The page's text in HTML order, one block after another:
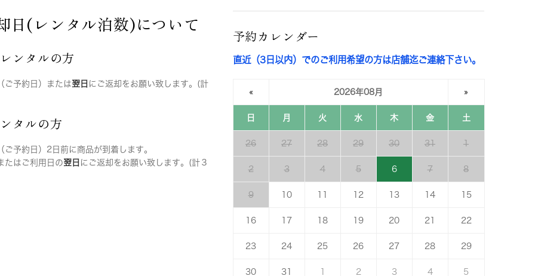
日(レンタル泊数)について
ンタルの方
ご予約日）または翌日 にご返却をお願い致します。(計
タルの方
ご予約日）2日前に商品が到着します。
たはご利用日の翌日 にご返却をお願い致します。(計３
予約カレンダー
直近（3日以内）でのご利用希望の方は店舗迄ご連絡下さい。
« 2026年08月 »
日 月 火 水 木 金 土
26 27 28 29 30 31 1
2 3 4 5 6 7 8
9 10 12 13 14 15
16 17 18 19 20 21 22
23 24 25 26 27 28 29
30 31 2 3 4 5